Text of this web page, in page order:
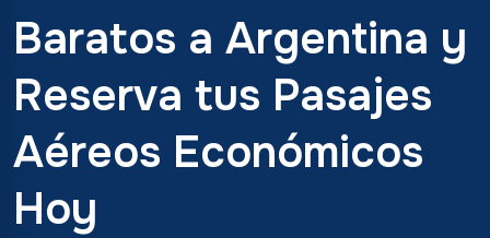
Baratos a Argentina y
Reserva tus Pasajes
Aéreos Económicos
Hoy